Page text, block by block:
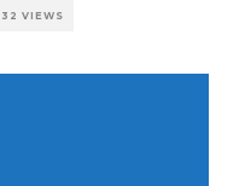
32 VIEWS